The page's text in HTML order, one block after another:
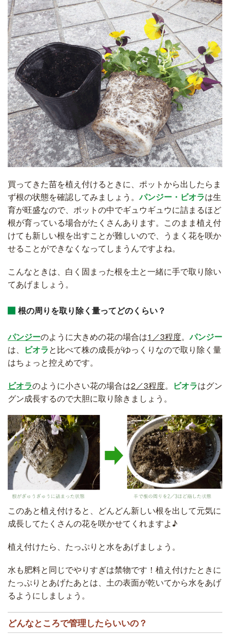
買ってきた苗を植え付けるときに、ポットから出したらま
ず根の状態を確認してみましょう。パンジー・ビオラは生
育が旺盛なので、ポットの中でギュウギュウに詰まるほど
根が育っている場合がたくさんあります。このまま植え付
けても新しい根を出すことが難しいので、うまく花を咲か
せることができなくなってしまうんですよね。
こんなときは、白く固まった根を土と一緒に手で取り除い
てあげましょう。
根の周りを取り除く量ってどのくらい？
パンジーのように大きめの花の場合は1／3程度。パンジー
は、
ビオラと比べて株の成長がゆっくりなので取り除く量
はちょっと控えめです。
ビオラのように小さい花の場合は2／3程度。 ビオラはグン
グン成長するので大胆に取り除きましょう。
このあと植え付けると、どんどん新しい根を出して元気に
成長してたくさんの花を咲かせてくれますよ♪
植え付けたら、たっぷりと水をあげましょう。
水も肥料と同じでやりすぎは禁物です！植え付けたときに
たっぷりとあげたあとは、土の表面が乾いてから水をあげ
るようにしましょう。
どんなところで管理したらいいの？